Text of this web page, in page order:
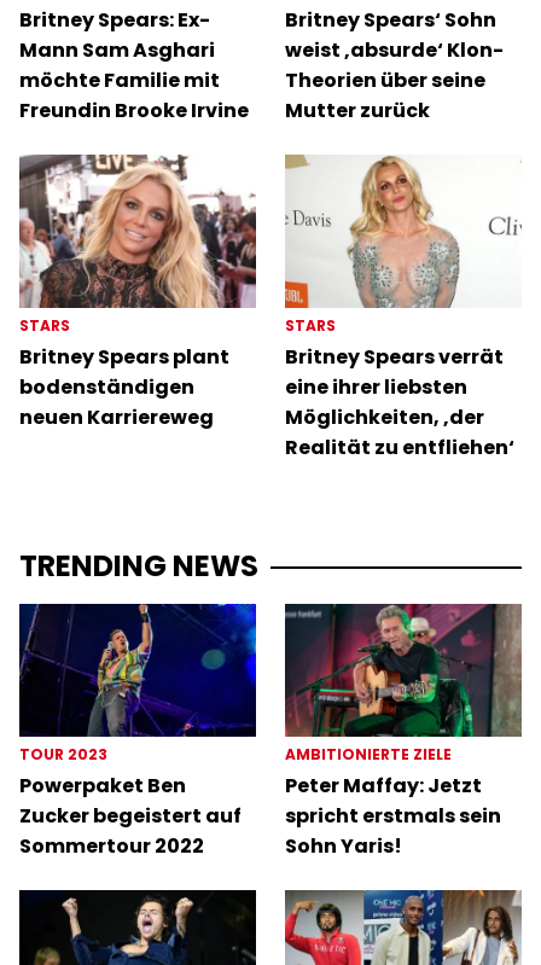
Britney Spears: Ex-
Mann Sam Asghari
möchte Familie mit
Freundin Brooke Irvine
Britney Spears‘ Sohn
weist ‚absurde‘ Klon-
Theorien über seine
Mutter zurück
STARS
Britney Spears plant
bodenständigen
neuen Karriereweg
STARS
Britney Spears verrät
eine ihrer liebsten
Möglichkeiten, ‚der
Realität zu entfliehen‘
TRENDING NEWS
TOUR 2023
Powerpaket Ben
Zucker begeistert auf
Sommertour 2022
AMBITIONIERTE ZIELE
Peter Maffay: Jetzt
spricht erstmals sein
Sohn Yaris!